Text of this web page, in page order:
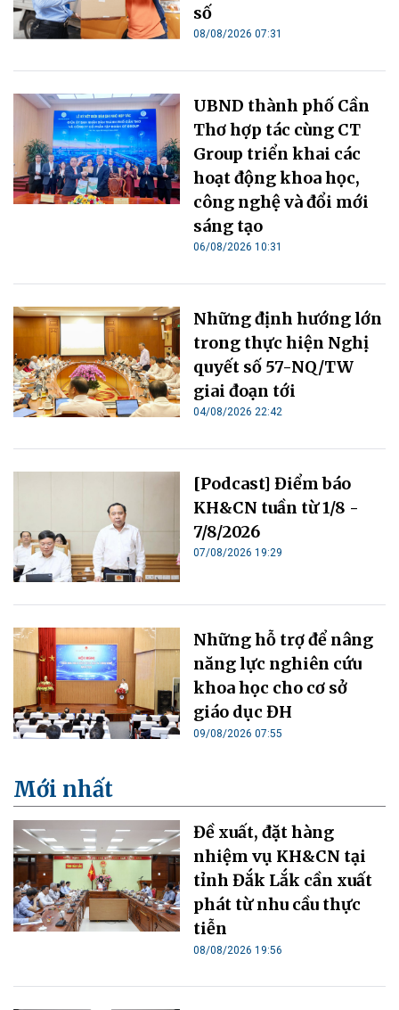
số
08/08/2026 07:31
UBND thành phố Cần
Thơ hợp tác cùng CT
Group triển khai các
hoạt động khoa học,
công nghệ và đổi mới
sáng tạo
06/08/2026 10:31
Những định hướng lớn
trong thực hiện Nghị
quyết số 57-NQ/TW
giai đoạn tới
04/08/2026 22:42
[Podcast] Điểm báo
KH&CN tuần từ 1/8 -
7/8/2026
07/08/2026 19:29
Những hỗ trợ để nâng
năng lực nghiên cứu
khoa học cho cơ sở
giáo dục ĐH
09/08/2026 07:55
Mới nhất
Đề xuất, đặt hàng
nhiệm vụ KH&CN tại
tỉnh Đắk Lắk cần xuất
phát từ nhu cầu thực
tiễn
08/08/2026 19:56